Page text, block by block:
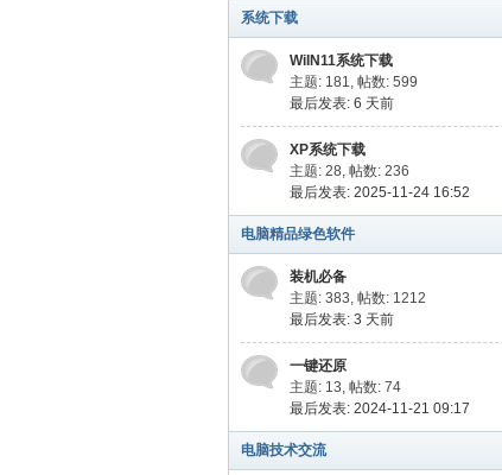
系统下载
WiIN11系统下载
主题: 181, 帖数: 599
最后发表: 6 天前
XP系统下载
主题: 28, 帖数: 236
最后发表: 2025-11-24 16:52
电脑精品绿色软件
装机必备
主题: 383, 帖数: 1212
最后发表: 3 天前
一键还原
主题: 13, 帖数: 74
最后发表: 2024-11-21 09:17
电脑技术交流